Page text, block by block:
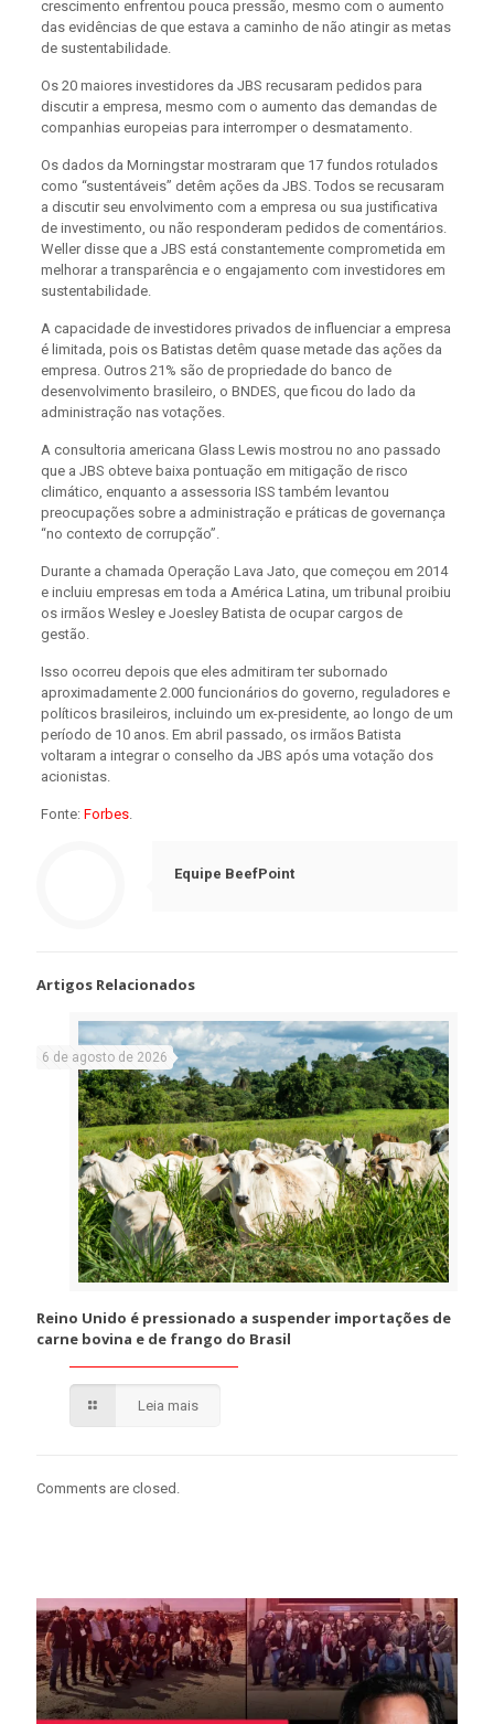
crescimento enfrentou pouca pressão, mesmo com o aumento
das evidências de que estava a caminho de não atingir as metas
de sustentabilidade.
Os 20 maiores investidores da JBS recusaram pedidos para
discutir a empresa, mesmo com o aumento das demandas de
companhias europeias para interromper o desmatamento.
Os dados da Morningstar mostraram que 17 fundos rotulados
como “sustentáveis” detêm ações da JBS. Todos se recusaram
a discutir seu envolvimento com a empresa ou sua justificativa
de investimento, ou não responderam pedidos de comentários.
Weller disse que a JBS está constantemente comprometida em
melhorar a transparência e o engajamento com investidores em
sustentabilidade.
A capacidade de investidores privados de influenciar a empresa
é limitada, pois os Batistas detêm quase metade das ações da
empresa. Outros 21% são de propriedade do banco de
desenvolvimento brasileiro, o BNDES, que ficou do lado da
administração nas votações.
A consultoria americana Glass Lewis mostrou no ano passado
que a JBS obteve baixa pontuação em mitigação de risco
climático, enquanto a assessoria ISS também levantou
preocupações sobre a administração e práticas de governança
“no contexto de corrupção”.
Durante a chamada Operação Lava Jato, que começou em 2014
e incluiu empresas em toda a América Latina, um tribunal proibiu
os irmãos Wesley e Joesley Batista de ocupar cargos de
gestão.
Isso ocorreu depois que eles admitiram ter subornado
aproximadamente 2.000 funcionários do governo, reguladores e
políticos brasileiros, incluindo um ex-presidente, ao longo de um
período de 10 anos. Em abril passado, os irmãos Batista
voltaram a integrar o conselho da JBS após uma votação dos
acionistas.
Fonte: Forbes.
Equipe BeefPoint
Artigos Relacionados
6 de agosto de 2026
Reino Unido é pressionado a suspender importações de
carne bovina e de frango do Brasil
Leia mais
Comments are closed.